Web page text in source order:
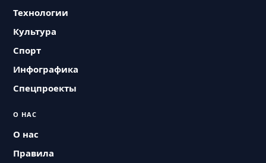
Технологии
Культура
Спорт
Инфографика
Спецпроекты
О НАС
О нас
Правила